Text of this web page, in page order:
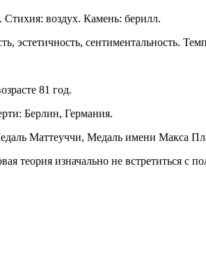
воздух. Камень: берилл.
эстетичность, сентиментальность.
81 год.
Берлин, Германия.
Маттеуччи, Медаль имени Макса
теория изначально не встретиться с